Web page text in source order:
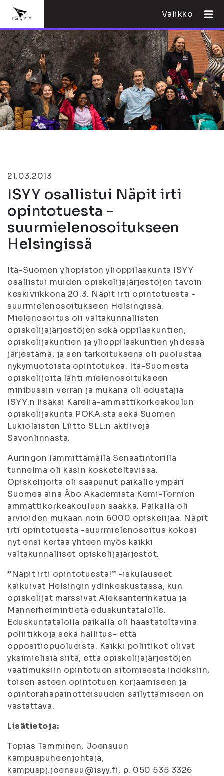
Valikko
21.03.2013
ISYY osallistui Näpit irti
opintotuesta -
suurmielenosoitukseen
Helsingissä
Itä-Suomen yliopiston ylioppilaskunta ISYY
osallistui muiden opiskelijajärjestöjen tavoin
keskiviikkona 20.3. Näpit irti opintotuesta -
suurmielenosoitukseen Helsingissä.
Mielenosoitus oli valtakunnallisten
opiskelijajärjestöjen sekä oppilaskuntien,
opiskelijakuntien ja ylioppilaskuntien yhdessä
järjestämä, ja sen tarkoituksena oli puolustaa
nykymuotoista opintotukea. Itä-Suomesta
opiskelijoita lähti mielenosoitukseen
minibussin verran ja mukana oli edustajia
ISYY:n lisäksi Karelia-ammattikorkeakoulun
opiskelijakunta POKA:sta sekä Suomen
Lukiolaisten Liitto SLL:n aktiiveja
Savonlinnasta.
Auringon lämmittämällä Senaatintorilla
tunnelma oli käsin kosketeltavissa.
Opiskelijoita oli saapunut paikalle ympäri
Suomea aina Åbo Akademista Kemi-Tornion
ammattikorkeakouluun saakka. Paikalla oli
arvioiden mukaan noin 6000 opiskelijaa. Näpit
irti opintotuesta -suurmielenosoitus kokosi
nyt ensi kertaa yhteen myös kaikki
valtakunnalliset opiskelijajärjestöt.
”Näpit irti opintotuesta!” -iskulauseet
kaikuivat Helsingin ydinkeskustassa, kun
opiskelijat marssivat Aleksanterinkatua ja
Mannerheimintietä eduskuntatalolle.
Eduskuntatalolla paikalla oli haastateltavina
poliitikkoja sekä hallitus- että
oppositiopuolueista. Kaikki poliitikot olivat
yksimielisiä siitä, että opiskelijajärjestöjen
vaatimuksiin opintotuen sitomisesta indeksiin,
toisen asteen opintotuen korjaamiseen ja
opintorahapainotteisuuden säilyttämiseen on
vastattava.
Lisätietoja:
Topias Tamminen, Joensuun
kampuspuheenjohtaja,
kampuspj.joensuu@isyy.fi, p. 050 535 3326